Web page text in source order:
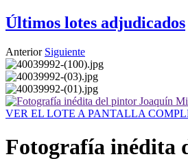
Últimos lotes adjudicados
Anterior Siguiente
VER EL LOTE A PANTALLA
Fotografía inédita